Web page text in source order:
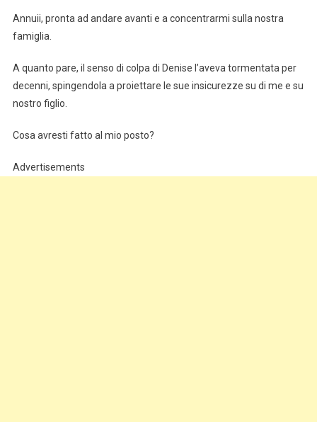
Annuii, pronta ad andare avanti e a concentrarmi sulla nostra
famiglia.
A quanto pare, il senso di colpa di Denise l’aveva tormentata per
decenni, spingendola a proiettare le sue insicurezze su di me e su
nostro figlio.
Cosa avresti fatto al mio posto?
Advertisements